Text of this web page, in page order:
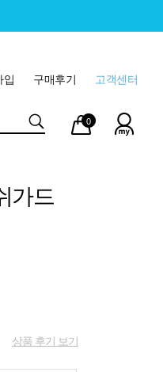
고객센터
구매후기
입
마이
페이
장바
구니
0
가드
상품 후기 보기